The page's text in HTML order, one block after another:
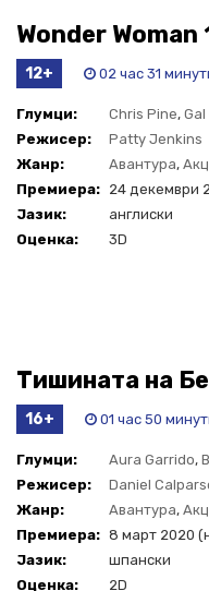
Wonder Woman
12+ 02 час 31
Глумци: Chris Pine,
Режисер:
Patty Jenkins
Жанр:
Авантура,
Премиера: 24 декември
Јазик:
англиски
Оценка:
3D
Тишината на
16+ 01 час 50
Глумци: Aura Garrido,
Режисер:
Daniel
Жанр:
Авантура,
Премиера: 8 март 2020
Јазик:
шпански
Оценка:
2D